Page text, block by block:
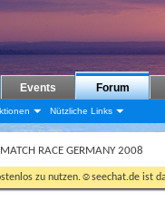
Events Forum
Nützliche Links
RACE GERMANY 2008
zu nutzen.☺seechat.de ist